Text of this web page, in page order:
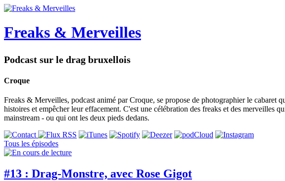
Freaks & Merveilles
Podcast sur le drag bruxellois
Croque
Freaks & Merveilles, podcast animé par Croque, se propose de photographier le cabaret
histoires et empêcher leur effacement. C'est une célébration des freaks et des
mainstream - ou qui ont les deux pieds dedans.
Tous les épisodes
#13 : Drag-Monstre, avec Rose Gigot